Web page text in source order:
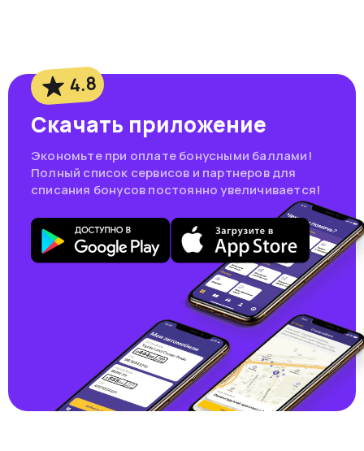
4.8
Скачать приложение
Экономьте при оплате бонусными баллами!
Полный список сервисов и партнеров для
списания бонусов постоянно увеличивается!